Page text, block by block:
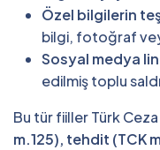
Özel bilgilerin
bilgi, fotoğraf
Sosyal medya
edilmiş toplu
Bu tür fiiller Türk
m.125), tehdit (TCK